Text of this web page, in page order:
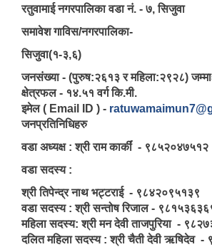
रतुवामाई नगरपालिका वडा नं. - ७, सिजुवा
समावेश गाविस/नगरपालिका-
सिजुवा(१-३,६)
जनसंख्या - (पुरुष:२६१३ र महिला:२९२८)
क्षेत्रफल - १४.५१ वर्ग कि.मी.
इमेल ( Email ID ) -
जनप्रतिनिधिहरु
वडा अध्यक्ष : श्री राम कार्कीं - ९८५२०४७५१२
वडा सदस्य :
श्री तिपेन्द्र नाथ भट्टराई - ९८४२०९५१३९
वडा सदस्य : श्री सन्तोष रिजाल -
महिला सदस्य: श्री मन देवी ताजपुरिया -
दलित महिला सदस्य : श्री चैती देवी ऋषिदेव